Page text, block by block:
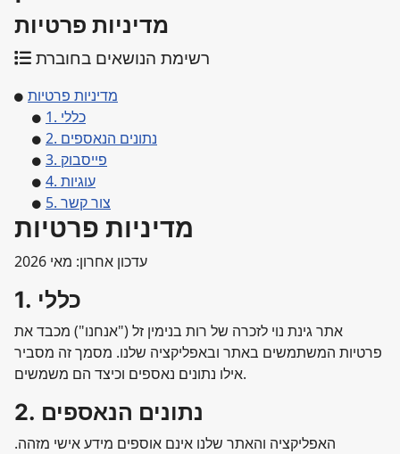
מדיניות פרטיות
רשימת הנושאים בחוברת
מדיניות פרטיות
1. כללי
2. נתונים הנאספים
3. פייסבוק
4. עוגיות
5. צור קשר
מדיניות פרטיות
עדכון אחרון: מאי 2026
1. כללי
אתר גינת נוי לזכרה של רות בנימין זל ("אנחנו") מכבד את
פרטיות המשתמשים באתר ובאפליקציה שלנו. מסמך זה מסביר
אילו נתונים נאספים וכיצד הם משמשים.
2. נתונים הנאספים
האפליקציה והאתר שלנו אינם אוספים מידע אישי מזהה.